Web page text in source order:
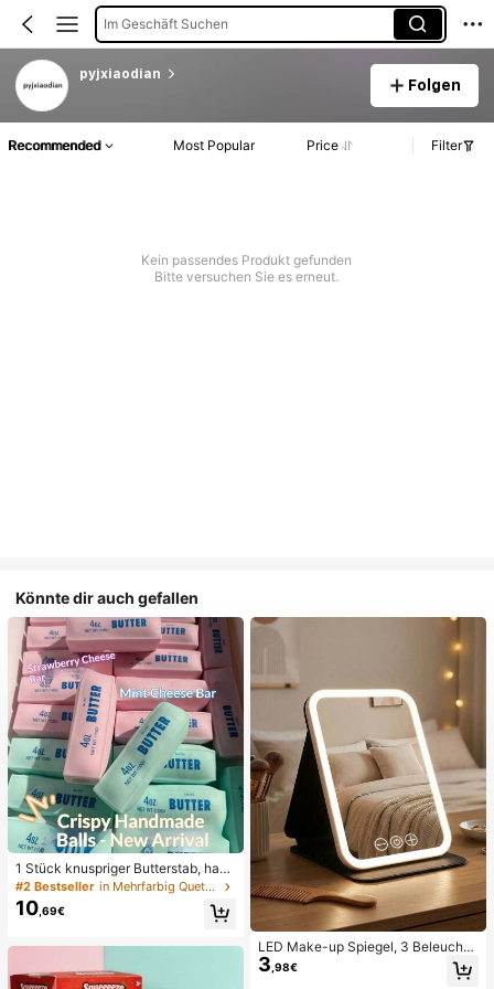
Im Geschäft Suchen
pyjxiaodian
Folgen
Recommended Most Popular Price Filter
Kein passendes Produkt gefunden
Bitte versuchen Sie es erneut.
Könnte dir auch gefallen
1 Stück knuspriger Butterstab, hand
gemachter Stressabbau-Ball mit Sp
rachsteuerung, realistisches Leben
smittel-Spielzeug, Quetsch- und En
ug, Fidget-Spielzeug
#2 Bestseller in Mehrfarbig Quetschspielzeug für Teenager
10 ,69€
LED Make-up Spiegel, 3 Beleuchtu
ngsmodi, einstellbare Helligkeit, tra
gbares faltbares Design, geeignet f
3 ,98€